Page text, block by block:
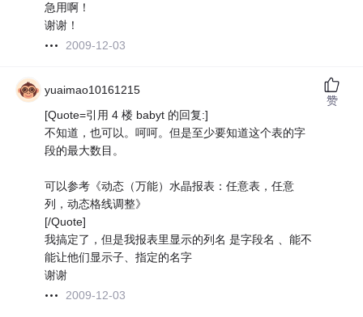
急用啊！
谢谢！
2009-12-03
yuaimao10161215
[Quote=引用 4 楼 babyt 的回复:]
不知道，也可以。呵呵。但是至少要知道这个表的字
段的最大数目。
可以参考《动态（万能）水晶报表：任意表，任意
列，动态格线调整》
[/Quote]
我搞定了，但是我报表里显示的列名 是字段名 、能不
能让他们显示子、指定的名字
谢谢
2009-12-03
赞